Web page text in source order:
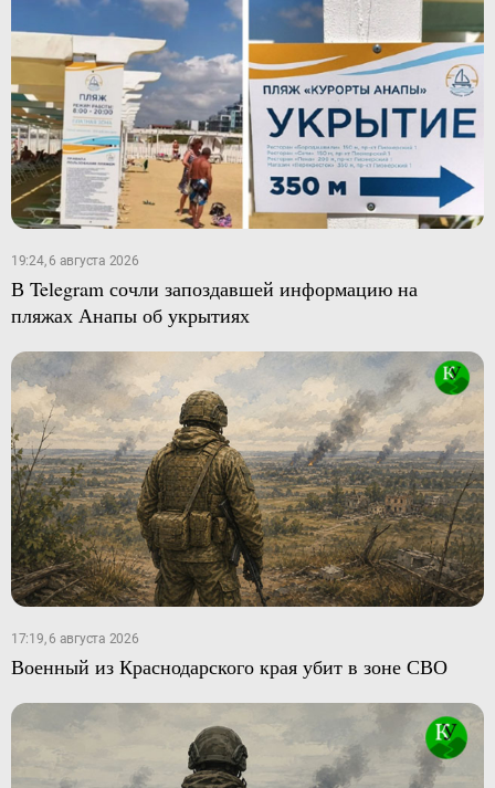
19:24, 6 августа 2026
В Telegram сочли запоздавшей информацию на
пляжах Анапы об укрытиях
17:19, 6 августа 2026
Военный из Краснодарского края убит в зоне СВО